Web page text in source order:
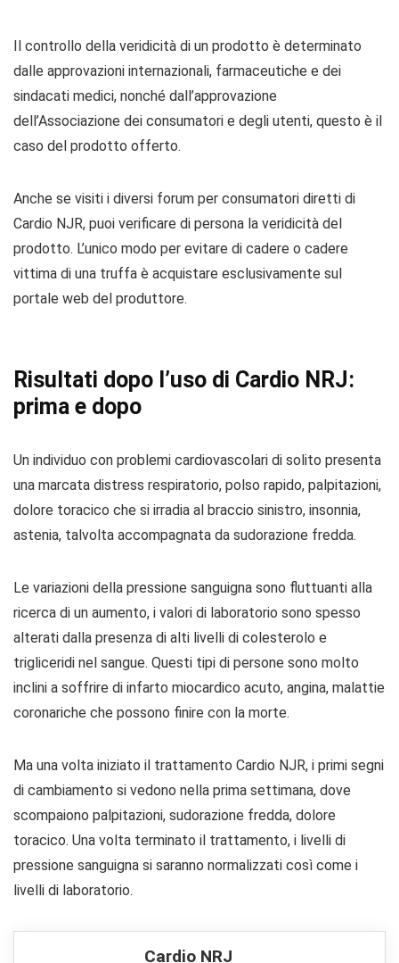
Il controllo della veridicità di un prodotto è determinato
dalle approvazioni internazionali, farmaceutiche e dei
sindacati medici, nonché dall’approvazione
dell’Associazione dei consumatori e degli utenti, questo è il
caso del prodotto offerto.
Anche se visiti i diversi forum per consumatori diretti di
Cardio NJR, puoi verificare di persona la veridicità del
prodotto. L’unico modo per evitare di cadere o cadere
vittima di una truffa è acquistare esclusivamente sul
portale web del produttore.
Risultati dopo l’uso di Cardio NRJ:
prima e dopo
Un individuo con problemi cardiovascolari di solito presenta
una marcata distress respiratorio, polso rapido, palpitazioni,
dolore toracico che si irradia al braccio sinistro, insonnia,
astenia, talvolta accompagnata da sudorazione fredda.
Le variazioni della pressione sanguigna sono fluttuanti alla
ricerca di un aumento, i valori di laboratorio sono spesso
alterati dalla presenza di alti livelli di colesterolo e
trigliceridi nel sangue. Questi tipi di persone sono molto
inclini a soffrire di infarto miocardico acuto, angina, malattie
coronariche che possono finire con la morte.
Ma una volta iniziato il trattamento Cardio NJR, i primi segni
di cambiamento si vedono nella prima settimana, dove
scompaiono palpitazioni, sudorazione fredda, dolore
toracico. Una volta terminato il trattamento, i livelli di
pressione sanguigna si saranno normalizzati così come i
livelli di laboratorio.
Cardio NRJ